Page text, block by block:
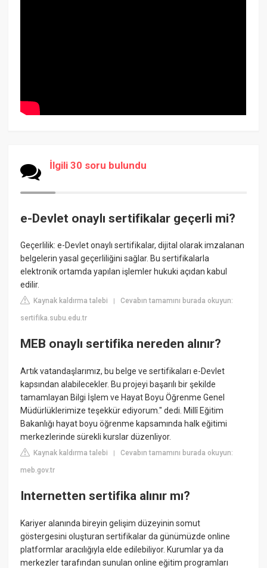
İlgili 30 soru bulundu
e-Devlet onaylı sertifikalar geçerli mi?
Geçerlilik: e-Devlet onaylı sertifikalar, dijital olarak imzalanan
belgelerin yasal geçerliliğini sağlar. Bu sertifikalarla
elektronik ortamda yapılan işlemler hukuki açıdan kabul
edilir.
Kaynak kaldırma talebi |Cevabın tamamını burada okuyun:
sertifika.subu.edu.tr
MEB onaylı sertifika nereden alınır?
Artık vatandaşlarımız, bu belge ve sertifikaları e-Devlet
kapsından alabilecekler. Bu projeyi başarılı bir şekilde
tamamlayan Bilgi İşlem ve Hayat Boyu Öğrenme Genel
Müdürlüklerimize teşekkür ediyorum." dedi. Millî Eğitim
Bakanlığı hayat boyu öğrenme kapsamında halk eğitimi
merkezlerinde sürekli kurslar düzenliyor.
Kaynak kaldırma talebi |Cevabın tamamını burada okuyun:
meb.gov.tr
Internetten sertifika alınır mı?
Kariyer alanında bireyin gelişim düzeyinin somut
göstergesini oluşturan sertifikalar da günümüzde online
platformlar aracılığıyla elde edilebiliyor. Kurumlar ya da
merkezler tarafından sunulan online eğitim programları